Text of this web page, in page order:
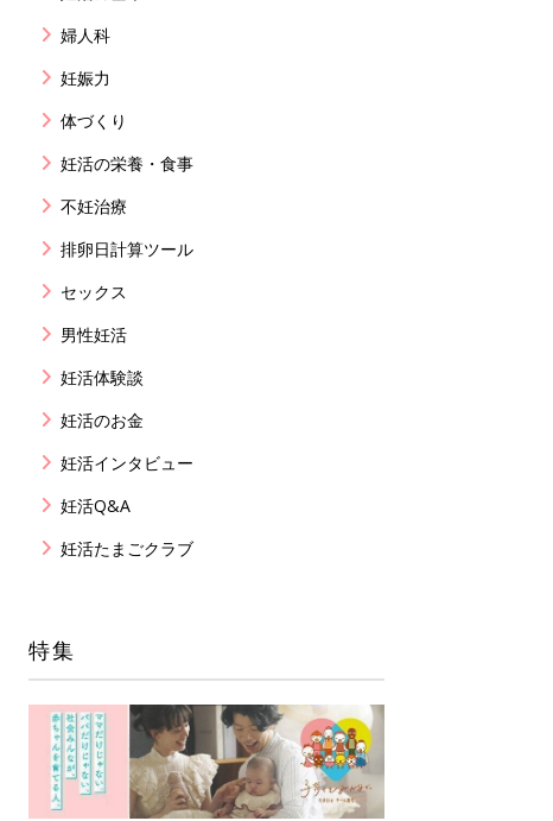
婦人科
妊娠力
体づくり
妊活の栄養・食事
不妊治療
排卵日計算ツール
セックス
男性妊活
妊活体験談
妊活のお金
妊活インタビュー
妊活Q&A
妊活たまごクラブ
特集